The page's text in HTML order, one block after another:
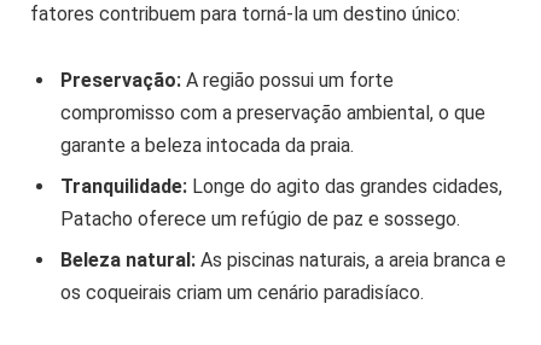
fatores contribuem para torná-la um destino único:
Preservação: A região possui um forte
compromisso com a preservação ambiental, o que
garante a beleza intocada da praia.
Tranquilidade: Longe do agito das grandes cidades,
Patacho oferece um refúgio de paz e sossego.
Beleza natural: As piscinas naturais, a areia branca e
os coqueirais criam um cenário paradisíaco.